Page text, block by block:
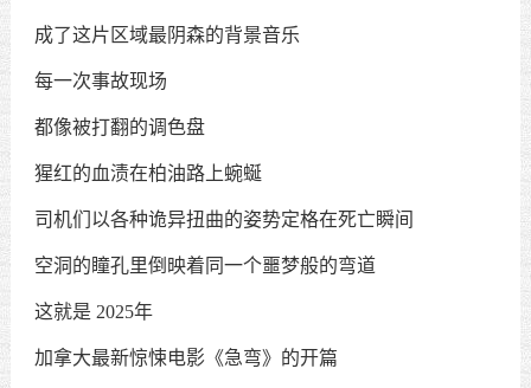
成了这片区域最阴森的背景音乐
每一次事故现场
都像被打翻的调色盘
猩红的血渍在柏油路上蜿蜒
司机们以各种诡异扭曲的姿势定格在死亡瞬间
空洞的瞳孔里倒映着同一个噩梦般的弯道
这就是 2025年
加拿大最新惊悚电影《急弯》的开篇